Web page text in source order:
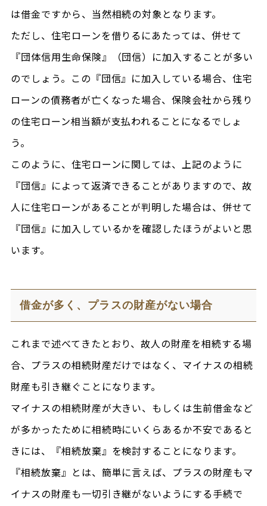
は借金ですから、当然相続の対象となります。
ただし、住宅ローンを借りるにあたっては、併せて
『団体信用生命保険』（団信）に加入することが多い
のでしょう。この『団信』に加入している場合、住宅
ローンの債務者が亡くなった場合、保険会社から残り
の住宅ローン相当額が支払われることになるでしょ
う。
このように、住宅ローンに関しては、上記のように
『団信』によって返済できることがありますので、故
人に住宅ローンがあることが判明した場合は、併せて
『団信』に加入しているかを確認したほうがよいと思
います。
借金が多く、プラスの財産がない場合
これまで述べてきたとおり、故人の財産を相続する場
合、プラスの相続財産だけではなく、マイナスの相続
財産も引き継ぐことになります。
マイナスの相続財産が大きい、もしくは生前借金など
が多かったために相続時にいくらあるか不安であると
きには、『相続放棄』を検討することになります。
『相続放棄』とは、簡単に言えば、プラスの財産もマ
イナスの財産も一切引き継がないようにする手続で